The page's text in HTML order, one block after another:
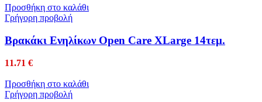
Προσθήκη στο καλάθι
Γρήγορη προβολή
Βρακάκι Ενηλίκων Open Care XLarge 14τεμ.
11.71 €
Προσθήκη στο καλάθι
Γρήγορη προβολή